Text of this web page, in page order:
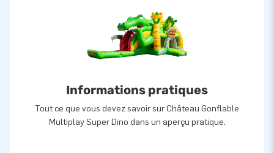
même : vous profiterez de votre château gonflable avec
obstacles et toboggan quoi qu'il arrive !
Informations pratiques
Tout ce que vous devez savoir sur Château Gonflable
Multiplay Super Dino dans un aperçu pratique.